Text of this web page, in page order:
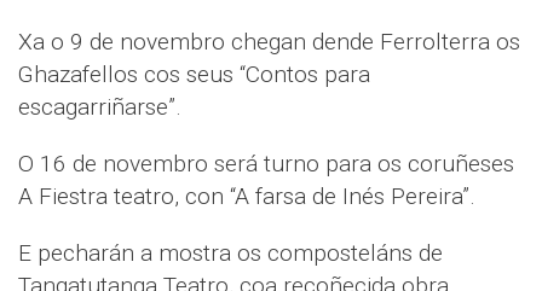
Xa o 9 de novembro chegan dende Ferrolterra os
Ghazafellos cos seus “Contos para
escagarriñarse”.
O 16 de novembro será turno para os coruñeses
A Fiestra teatro, con “A farsa de Inés Pereira”.
E pecharán a mostra os composteláns de
Tangatutanga Teatro, coa recoñecida obra